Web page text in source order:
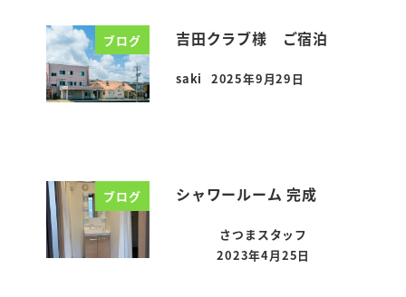
ブログ 吉田クラブ様 ご宿泊
saki
投稿日
2025年9月29日
ブログ シャワールーム 完成
さつまスタッフ
投稿日
2023年4月25日